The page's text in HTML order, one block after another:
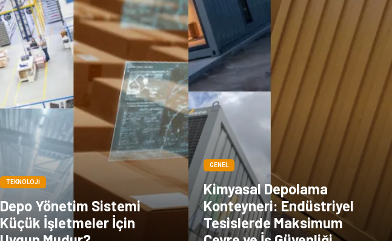
TEKNOLOJI
Depo Yönetim Sistemi
Küçük İşletmeler İçin
GENEL
Kimyasal Depolama
Konteyneri: Endüstriyel
Tesislerde Maksimum